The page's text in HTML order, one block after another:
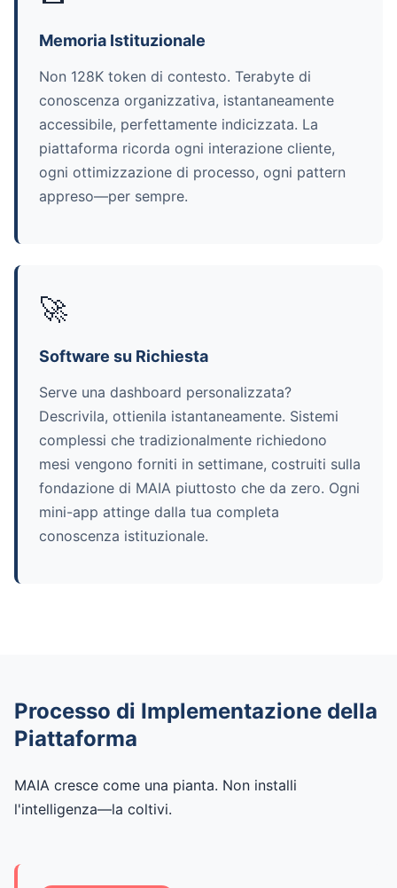
Memoria Istituzionale
Non 128K token di contesto. Terabyte di
conoscenza organizzativa, istantaneamente
accessibile, perfettamente indicizzata. La
piattaforma ricorda ogni interazione cliente,
ogni ottimizzazione di processo, ogni pattern
appreso—per sempre.
🚀
Software su Richiesta
Serve una dashboard personalizzata?
Descrivila, ottienila istantaneamente. Sistemi
complessi che tradizionalmente richiedono
mesi vengono forniti in settimane, costruiti sulla
fondazione di MAIA piuttosto che da zero. Ogni
mini-app attinge dalla tua completa
conoscenza istituzionale.
Processo di Implementazione della
Piattaforma
MAIA cresce come una pianta. Non installi
l'intelligenza—la coltivi.